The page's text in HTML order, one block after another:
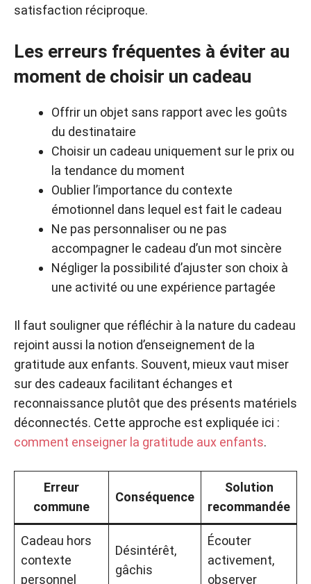
satisfaction réciproque.
Les erreurs fréquentes à éviter au
moment de choisir un cadeau
Offrir un objet sans rapport avec les goûts
du destinataire
Choisir un cadeau uniquement sur le prix ou
la tendance du moment
Oublier l’importance du contexte
émotionnel dans lequel est fait le cadeau
Ne pas personnaliser ou ne pas
accompagner le cadeau d’un mot sincère
Négliger la possibilité d’ajuster son choix à
une activité ou une expérience partagée
Il faut souligner que réfléchir à la nature du cadeau
rejoint aussi la notion d’enseignement de la
gratitude aux enfants. Souvent, mieux vaut miser
sur des cadeaux facilitant échanges et
reconnaissance plutôt que des présents matériels
déconnectés. Cette approche est expliquée ici :
comment enseigner la gratitude aux enfants.
Erreur
commune
Conséquence
Solution
recommandée
Cadeau hors
contexte
personnel
Désintérêt,
gâchis
Écouter
activement,
observer